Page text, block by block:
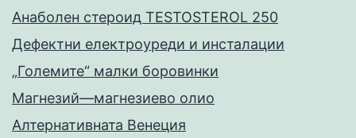
Анаболен стероид TESTOSTEROL 250
Дефектни електроуреди и инсталации
„Големите“ малки боровинки
Магнезий—магнезиево олио
Алтернативната Венеция